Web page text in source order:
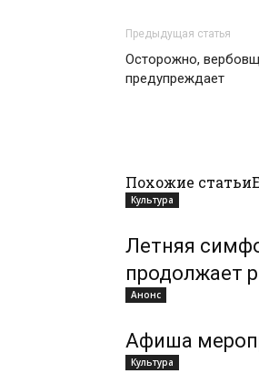
Предыдущая статья
Осторожно,
предупреждает
Похожие статьи
Культура
Летняя
продолжает
Анонс
Афиша
Культура